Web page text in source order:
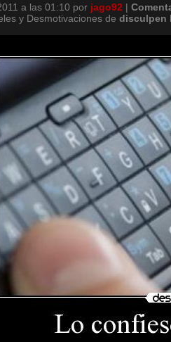
a las 01:10 por jago92 |
y Desmotivaciones de disculpen